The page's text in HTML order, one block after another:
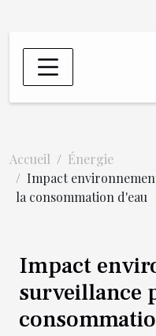
Accueil
Énergie
Impact
la consommation d'eau
Impact
surveillance